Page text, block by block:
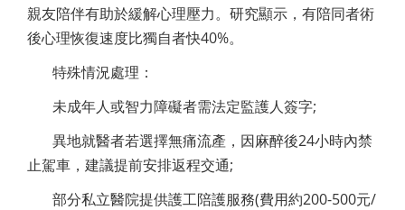
親友陪伴有助於緩解心理壓力。研究顯示，有陪同者術
後心理恢復速度比獨自者快40%。
特殊情況處理：
未成年人或智力障礙者需法定監護人簽字;
異地就醫者若選擇無痛流產，因麻醉後24小時內禁
止駕車，建議提前安排返程交通;
部分私立醫院提供護工陪護服務(費用約200-500元/